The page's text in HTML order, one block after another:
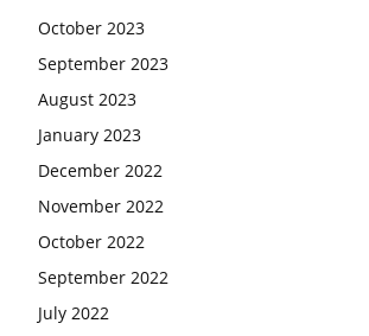
October 2023
September 2023
August 2023
January 2023
December 2022
November 2022
October 2022
September 2022
July 2022